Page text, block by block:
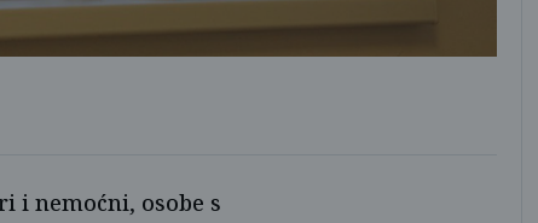
i nemoćni, osobe s